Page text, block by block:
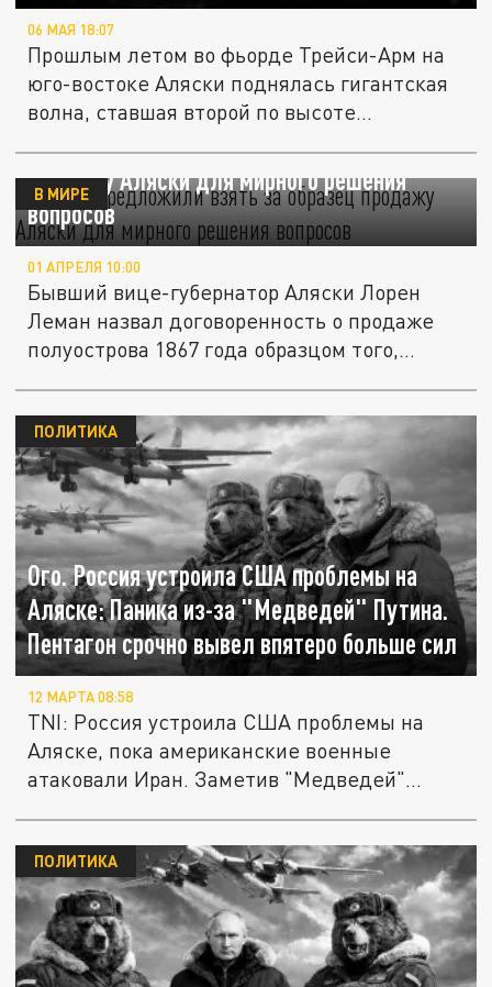
06 МАЯ 18:07
Прошлым летом во фьорде Трейси-Арм на
юго-востоке Аляски поднялась гигантская
волна, ставшая второй по высоте...
В США предложили взять за образец
продажу Аляски для мирного решения
вопросов
В МИРЕ
01 АПРЕЛЯ 10:00
Бывший вице-губернатор Аляски Лорен
Леман назвал договоренность о продаже
полуострова 1867 года образцом того,...
Ого. Россия устроила США проблемы на
Аляске: Паника из-за "Медведей" Путина.
Пентагон срочно вывел впятеро больше сил
ПОЛИТИКА
12 МАРТА 08:58
TNI: Россия устроила США проблемы на
Аляске, пока американские военные
атаковали Иран. Заметив "Медведей"...
ПОЛИТИКА